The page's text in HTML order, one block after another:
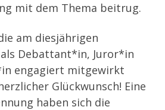
mit dem Thema beitrug.
am diesjährigen
Debattant*in, Juror*in
engagiert mitgewirkt
Glückwunsch! Eine
haben sich die